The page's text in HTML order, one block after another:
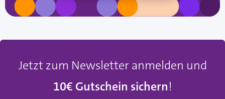
Jetzt zum Newsletter anmelden und
10€ Gutschein sichern!